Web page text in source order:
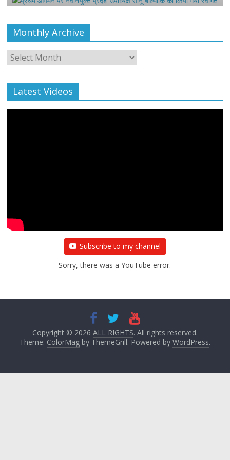
Monthly Archive
Monthly
Archive
Latest Videos
Subscribe to my channel
Sorry, there was a YouTube error.
Copyright © 2026 ALL RIGHTS. All rights reserved.
Theme: ColorMagby ThemeGrill. Powered by WordPress.